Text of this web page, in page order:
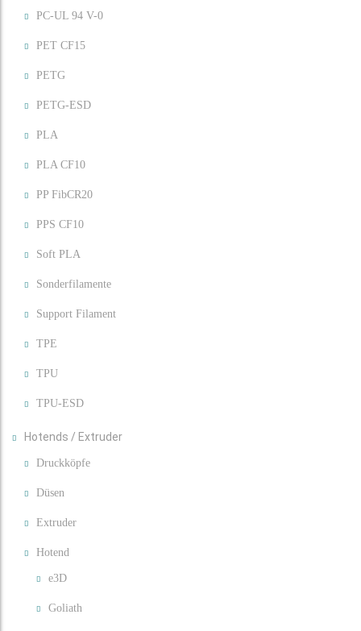
PC-UL 94 V-0
PET CF15
PETG
PETG-ESD
PLA
PLA CF10
PP FibCR20
PPS CF10
Soft PLA
Sonderfilamente
Support Filament
TPE
TPU
TPU-ESD
Hotends / Extruder
Druckköpfe
Düsen
Extruder
Hotend
e3D
Goliath